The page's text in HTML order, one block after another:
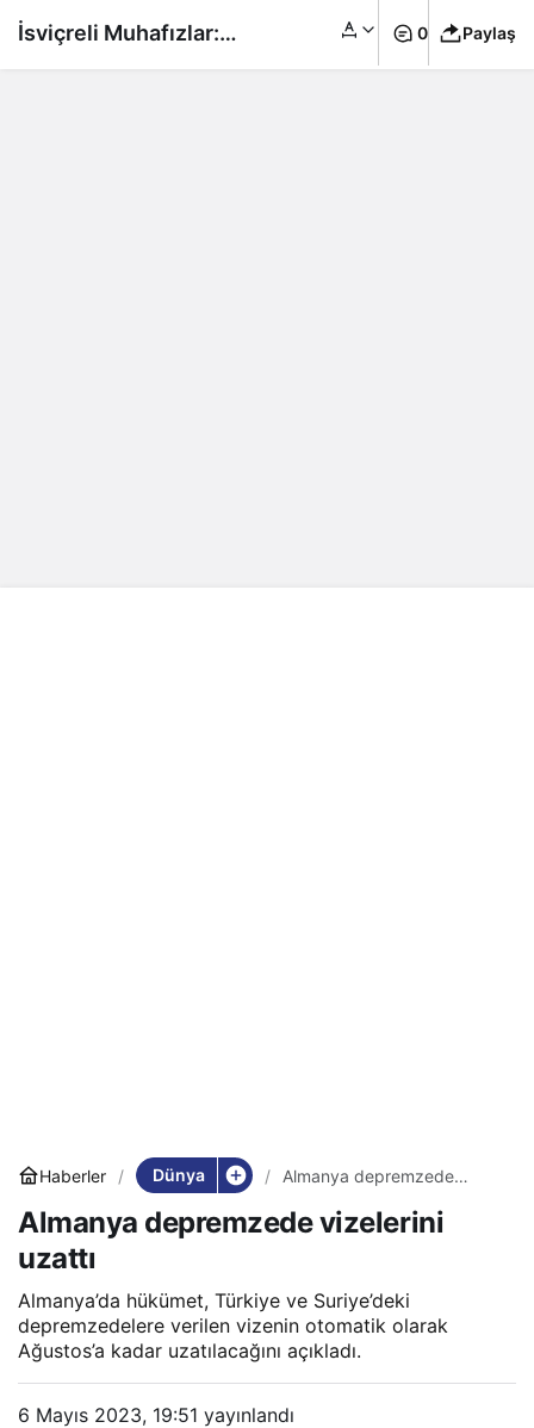
Haberler Dünya
Almanya depremzede
Almanya depremzede vizelerini
uzattı
Almanya’da hükümet, Türkiye ve Suriye’deki
depremzedelere verilen vizenin otomatik olarak
Ağustos’a kadar uzatılacağını açıkladı.
6 Mayıs 2023, 19:51 yayınlandı
İsviçreli Muhafızlar: 0 Paylaş